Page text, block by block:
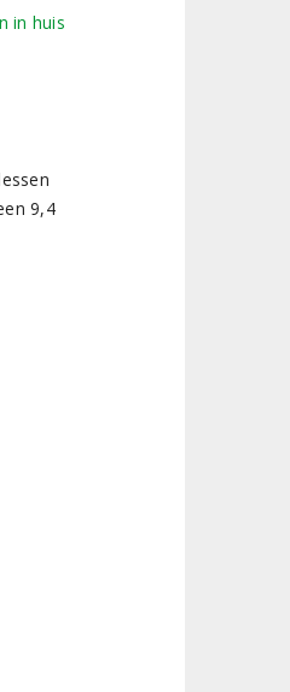
in huis
9,4